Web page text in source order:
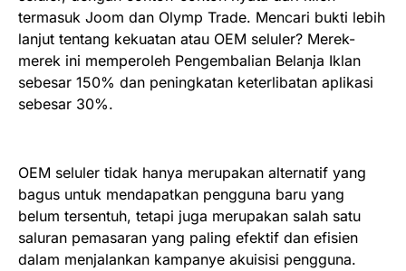
termasuk Joom dan Olymp Trade. Mencari bukti lebih
lanjut tentang kekuatan atau OEM seluler? Merek-
merek ini memperoleh Pengembalian Belanja Iklan
sebesar 150% dan peningkatan keterlibatan aplikasi
sebesar 30%.
OEM seluler tidak hanya merupakan alternatif yang
bagus untuk mendapatkan pengguna baru yang
belum tersentuh, tetapi juga merupakan salah satu
saluran pemasaran yang paling efektif dan efisien
dalam menjalankan kampanye akuisisi pengguna.